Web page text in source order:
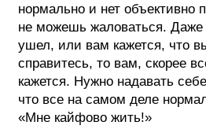
нормально и нет объективно
не можешь жаловаться. Даже
ушел, или вам кажется, что
справитесь, то вам, скорее
кажется. Нужно надавать
что все на самом деле
«Мне кайфово жить!»